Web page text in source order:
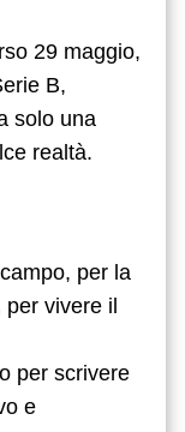
29 maggio,
B,
solo una
realtà.
per la
per vivere il
per scrivere
e